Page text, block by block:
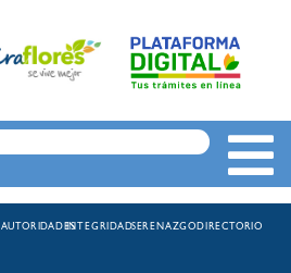
AUTORIDADESINTEGRIDADSERENAZGODIRECTORIO